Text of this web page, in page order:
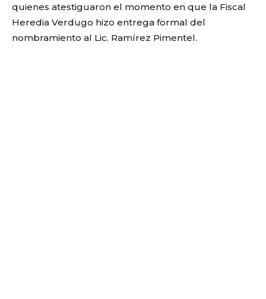
quienes atestiguaron el momento en que la Fiscal
Heredia Verdugo hizo entrega formal del
nombramiento al Lic. Ramírez Pimentel.